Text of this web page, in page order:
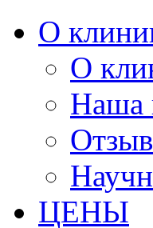
О
О
Наша
ЦЕНЫ